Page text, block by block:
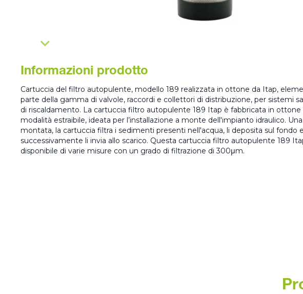
Informazioni prodotto
Cartuccia del filtro autopulente, modello 189 realizzata in ottone da Itap,
parte della gamma di valvole, raccordi e collettori di distribuzione, per sistemi
di riscaldamento. La cartuccia filtro autopulente 189 Itap è fabbricata in ottone
modalità estraibile, ideata per l’installazione a monte dell'impianto idraulico.
montata, la cartuccia filtra i sedimenti presenti nell'acqua, li deposita sul fondo e
successivamente li invia allo scarico. Questa cartuccia filtro autopulente 189
disponibile di varie misure con un grado di filtrazione di 300μm.